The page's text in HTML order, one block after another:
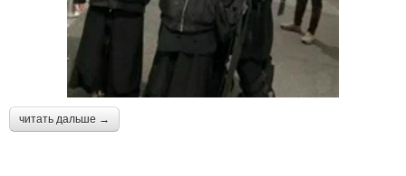
читать дальше →